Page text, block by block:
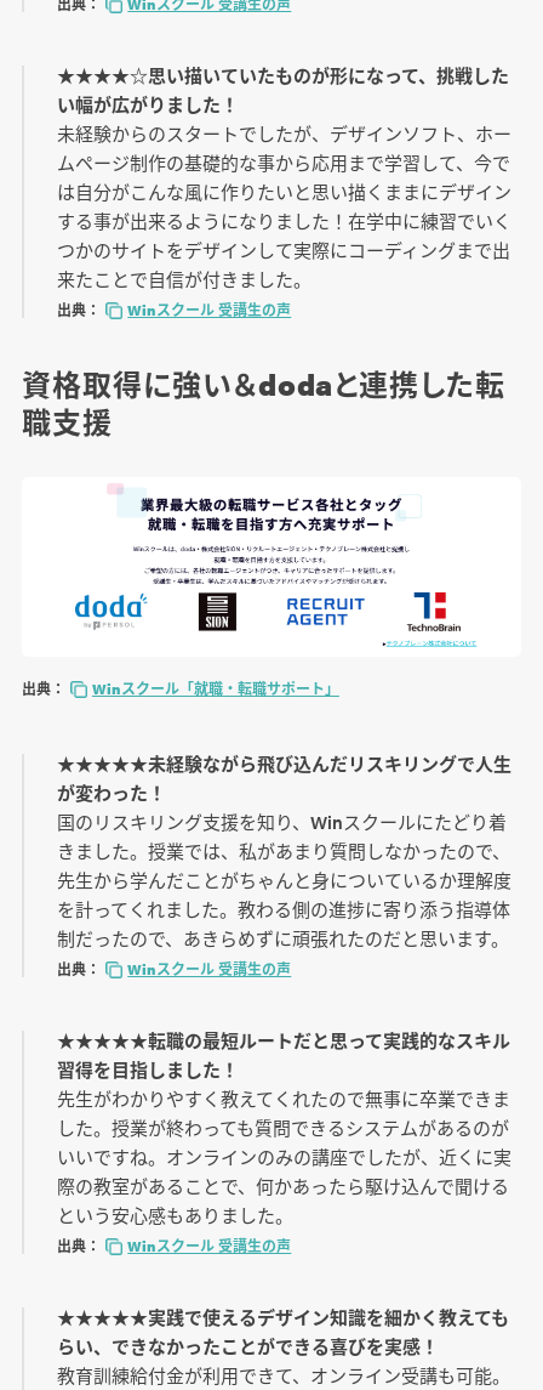
★★★★☆思い描いていたものが形になって、挑戦した
い幅が広がりました！
未経験からのスタートでしたが、デザインソフト、ホー
ムページ制作の基礎的な事から応用まで学習して、今で
は自分がこんな風に作りたいと思い描くままにデザイン
する事が出来るようになりました！在学中に練習でいく
つかのサイトをデザインして実際にコーディングまで出
来たことで自信が付きました。
出典： Winスクール 受講生の声
資格取得に強い＆dodaと連携した転
職支援
出典： Winスクール「就職・転職サポート」
★★★★★未経験ながら飛び込んだリスキリングで人生
が変わった！
国のリスキリング支援を知り、Winスクールにたどり着
きました。授業では、私があまり質問しなかったので、
先生から学んだことがちゃんと身についているか理解度
を計ってくれました。教わる側の進捗に寄り添う指導体
制だったので、あきらめずに頑張れたのだと思います。
出典： Winスクール 受講生の声
★★★★★転職の最短ルートだと思って実践的なスキル
習得を目指しました！
先生がわかりやすく教えてくれたので無事に卒業できま
した。授業が終わっても質問できるシステムがあるのが
いいですね。オンラインのみの講座でしたが、近くに実
際の教室があることで、何かあったら駆け込んで聞ける
という安心感もありました。
出典： Winスクール 受講生の声
★★★★★実践で使えるデザイン知識を細かく教えても
らい、できなかったことができる喜びを実感！
教育訓練給付金が利用できて、オンライン受講も可能。